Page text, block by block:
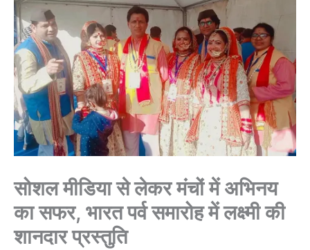
सोशल मीडिया से लेकर मंचों में अभिनय
का सफर, भारत पर्व समारोह में लक्ष्मी की
शानदार प्रस्तुति